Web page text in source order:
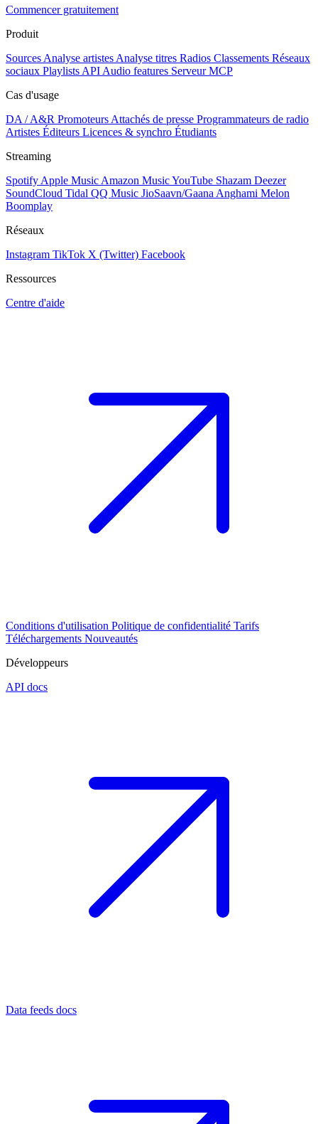
Commencer gratuitement
Produit
Sources Analyse artistes Analyse titres Radios Classements Réseaux
sociaux Playlists API Audio features Serveur MCP
Cas d'usage
DA / A&R Promoteurs Attachés de presse Programmateurs de radio
Artistes Éditeurs Licences & synchro Étudiants
Streaming
Spotify Apple Music Amazon MusicYouTube Shazam Deezer
SoundCloud Tidal QQ Music JioSaavn/Gaana Anghami Melon
Boomplay
Réseaux
Instagram TikTok X (Twitter) Facebook
Ressources
Centre d'aide
Conditions d'utilisation Politique de confidentialité Tarifs
Téléchargements Nouveautés
Développeurs
API docs
Data feeds docs